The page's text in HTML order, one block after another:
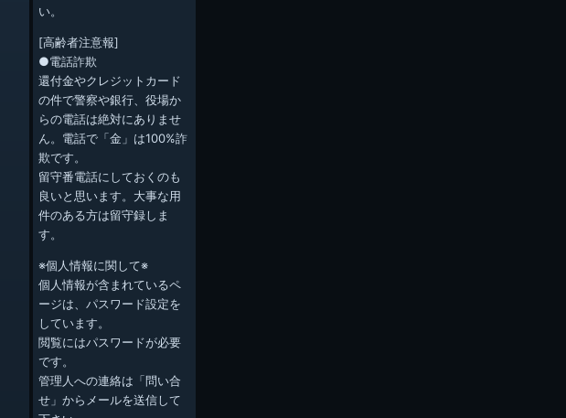
い。
[高齢者注意報]
●電話詐欺
還付金やクレジットカード
の件で警察や銀行、役場か
らの電話は絶対にありませ
ん。電話で「金」は100%詐
欺です。
留守番電話にしておくのも
良いと思います。大事な用
件のある方は留守録しま
す。
※個人情報に関して※
個人情報が含まれているペ
ージは、パスワード設定を
しています。
閲覧にはパスワードが必要
です。
管理人への連絡は「問い合
せ」からメールを送信して